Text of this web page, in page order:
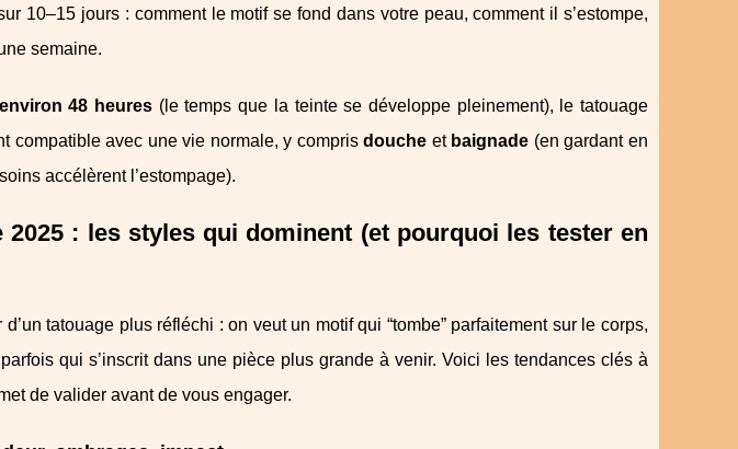
10–15 jours : comment le motif se fond dans votre peau, comment il s’estompe,
semaine.
48 heures (le temps que la teinte se développe pleinement), le tatouage
compatible avec une vie normale, y comprisdouche et baignade (en gardant en
accélèrent l’estompage).
2025 : les styles qui dominent (et pourquoi les tester en
tatouage plus réfléchi : on veut un motif qui “tombe” parfaitement sur le corps,
qui s’inscrit dans une pièce plus grande à venir. Voici les tendances clés à
de valider avant de vous engager.